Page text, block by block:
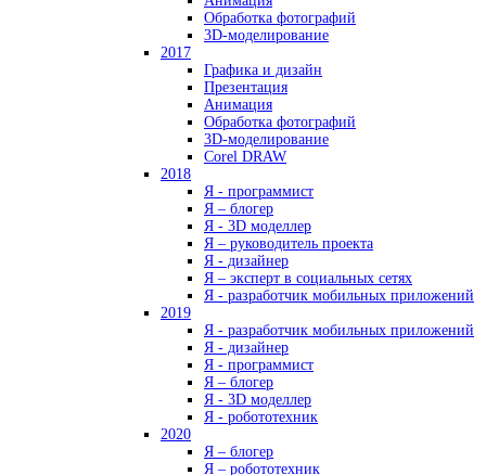
Обработка фотографий
3D-моделирование
2017
Графика и дизайн
Презентация
Анимация
Обработка фотографий
3D-моделирование
Corel DRAW
2018
Я - программист
Я – блогер
Я - 3D моделлер
Я – руководитель проекта
Я - дизайнер
Я – эксперт в социальных сетях
Я - разработчик мобильных приложений
2019
Я - разработчик мобильных приложений
Я - дизайнер
Я - программист
Я – блогер
Я - 3D моделлер
Я - робототехник
2020
Я – блогер
Я – робототехник